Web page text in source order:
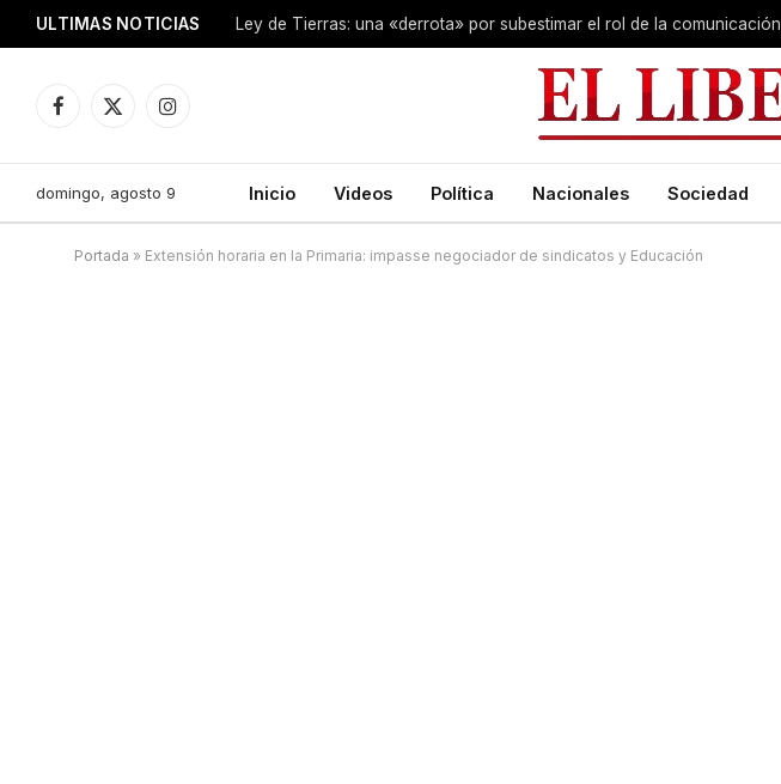
ULTIMAS NOTICIAS Ley de Tierras: una «derrota» por subestimar el rol de la comunicación
Facebook
X
Instagram
domingo, agosto 9 Inicio Videos Política Nacionales Sociedad
Portada » Extensión horaria en la Primaria: impasse negociador de sindicatos y Educación